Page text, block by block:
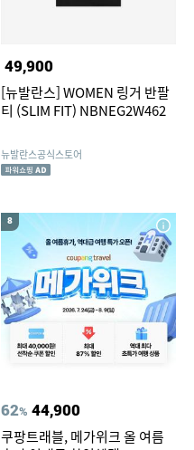
49,900
[뉴발란스] WOMEN 링거 반팔
티 (SLIM FIT) NBNEG2W462
뉴발란스공식스토어
8
62% 44,900
쿠팡트래블, 메가위크 올 여름